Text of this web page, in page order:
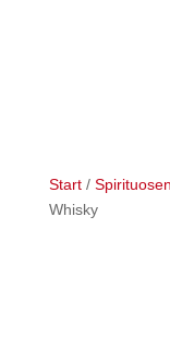
Start/ Spirituosen
Whisky